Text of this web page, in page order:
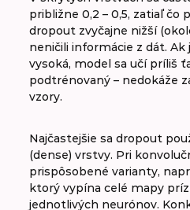
približne 0,2 – 0,5, zatiaľ čo
dropout zvyčajne nižší
neničili informácie z dát.
vysoká, model sa učí príliš
podtrénovaný – nedokáže
vzory.
Najčastejšie sa dropout
(dense) vrstvy. Pri
prispôsobené varianty,
ktorý vypína celé mapy
jednotlivých neurónov.